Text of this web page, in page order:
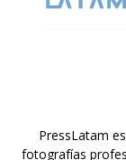
PressLatam
fotografías